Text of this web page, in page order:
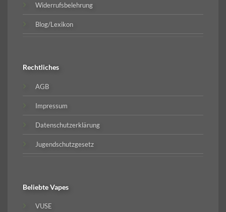
Widerrufsbelehrung
Blog/Lexikon
Rechtliches
AGB
Impressum
Datenschutzerklärung
Jugendschutzgesetz
BeliebteVapes
VUSE